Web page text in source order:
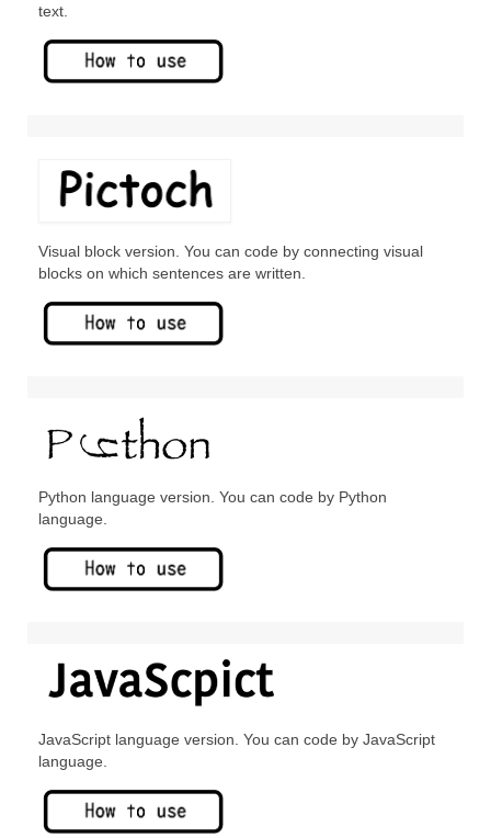
text.
Visual block version. You can code by connecting visual
blocks on which sentences are written.
Python language version. You can code by Python
language.
JavaScript language version. You can code by JavaScript
language.